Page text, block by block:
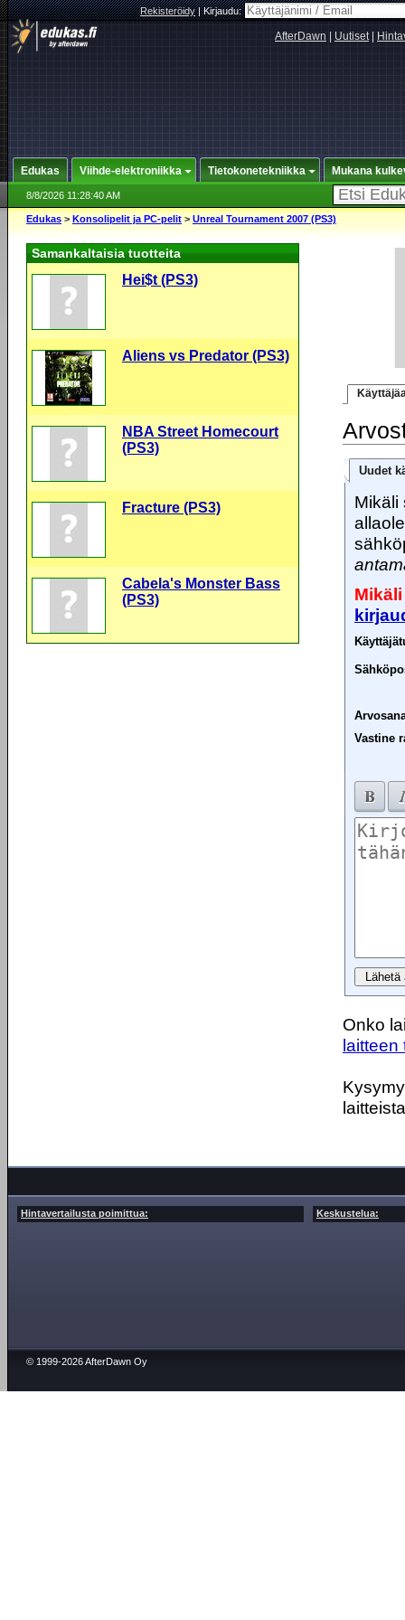
Rekisteröidy|Kirjaudu:
AfterDawn Uutiset|
Edukas Viihde-elektroniikka Tietokonetekniikka Mukana
8/8/2026 11:28:40 AM
Edukas > Konsolipelit ja PC-pelit > Unreal Tournament 2007 (PS3)
Uudet
Mikäli
Vastine
Onko
laitteen
Samankaltaisia tuotteita
Hei$t (PS3)
Aliens vs Predator (PS3)
NBA Street Homecourt
(PS3)
Fracture (PS3)
Cabela's Monster Bass
(PS3)
Hintavertailusta poimittua: Keskustelua:
© 1999-2026 AfterDawn Oy